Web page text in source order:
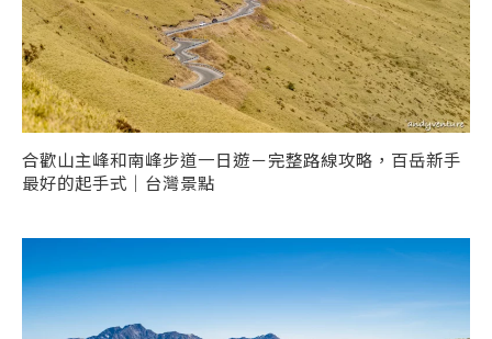
合歡山主峰和南峰步道一日遊－完整路線攻略，百岳新手
最好的起手式｜台灣景點